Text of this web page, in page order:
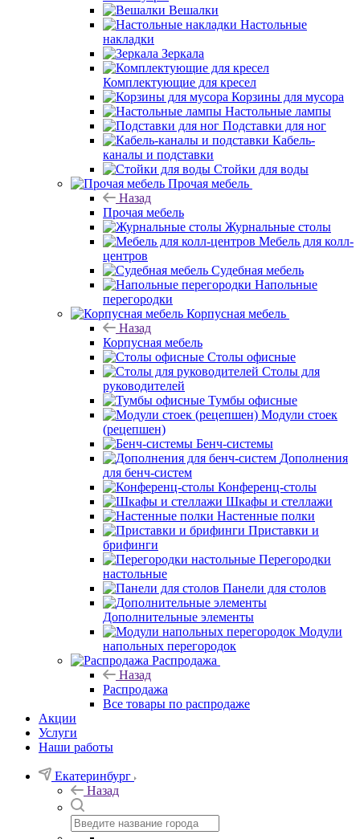
Вешалки
Настольные
накладки
Зеркала
Комплектующие для кресел
Корзины для мусора
Настольные лампы
Подставки для ног
Кабель-
каналы и подставки
Стойки для воды
Прочая мебель
Назад
Прочая мебель
Журнальные столы
Мебель для колл-
центров
Судебная мебель
Напольные
перегородки
Корпусная мебель
Назад
Корпусная мебель
Столы офисные
Столы для
руководителей
Тумбы офисные
Модули стоек
(рецепшен)
Бенч-системы
Дополнения
для бенч-систем
Конференц-столы
Шкафы и стеллажи
Настенные полки
Приставки и
брифинги
Перегородки
настольные
Панели для столов
Дополнительные элементы
Модули
напольных перегородок
Распродажа
Назад
Распродажа
Все товары по распродаже
Акции
Услуги
Наши работы
Екатеринбург
Назад